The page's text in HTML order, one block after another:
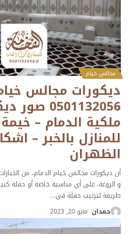
مجالس خيام
ديكورات مجالس
ملكية الدمام –
للمنازل بالخبر –
الظهران
أن ديكورات مجالس خيام الدمام، من
و الروعة، على أي مناسبة خاصة أو حفلة
طريقة لترتيب حفلة في…
حمدان مايو 20, 2023